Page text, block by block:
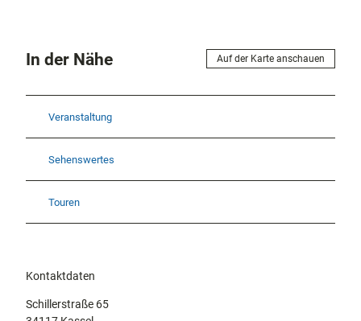
In der Nähe Auf der Karte anschauen
Veranstaltung
Sehenswertes
Touren
Kontaktdaten
Schillerstraße 65